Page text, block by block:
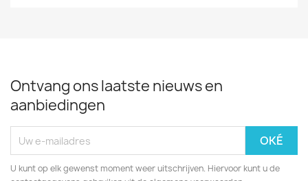
Ontvang ons laatste nieuws en
aanbiedingen
U kunt op elk gewenst moment weer uitschrijven. Hiervoor kunt u de